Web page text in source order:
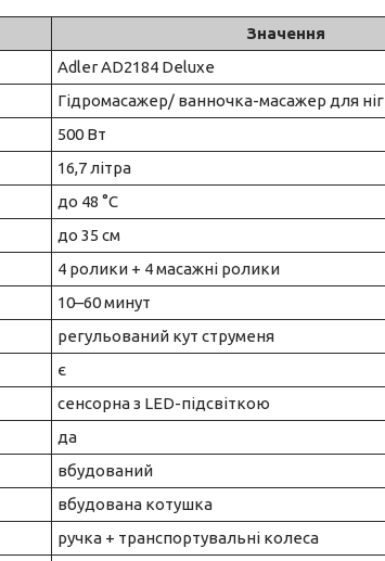
Значення
Adler AD2184 Deluxe
Гідромасажер/ ванночка-масажер для ніг
500 Вт
16,7 літра
до 48 °C
до 35 см
4 ролики + 4 масажні ролики
10–60 минут
регульований кут струменя
є
сенсорна з LED-підсвіткою
да
вбудований
вбудована котушка
ручка + транспортувальні колеса